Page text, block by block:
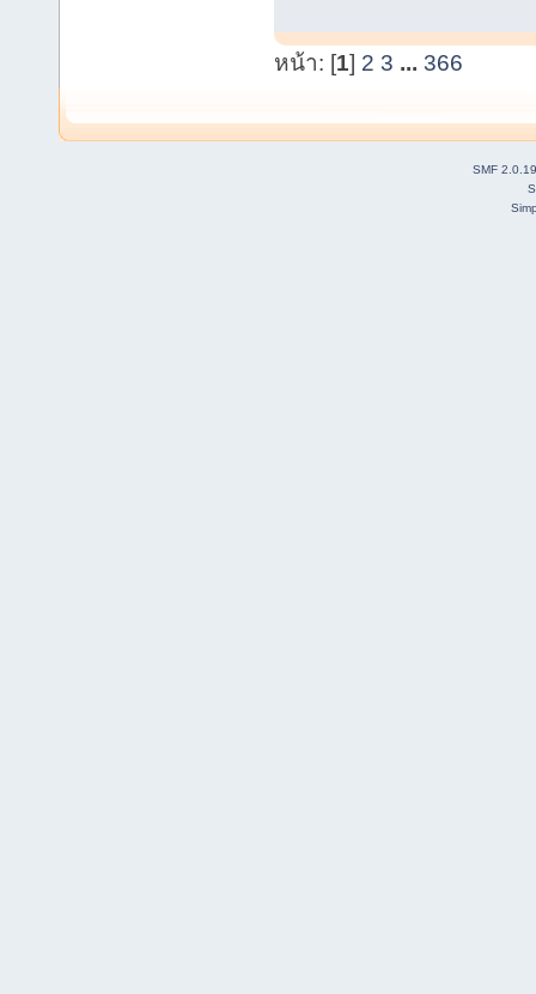
หน้า: [1] 2 3 ... 366
SMF 2.0.19